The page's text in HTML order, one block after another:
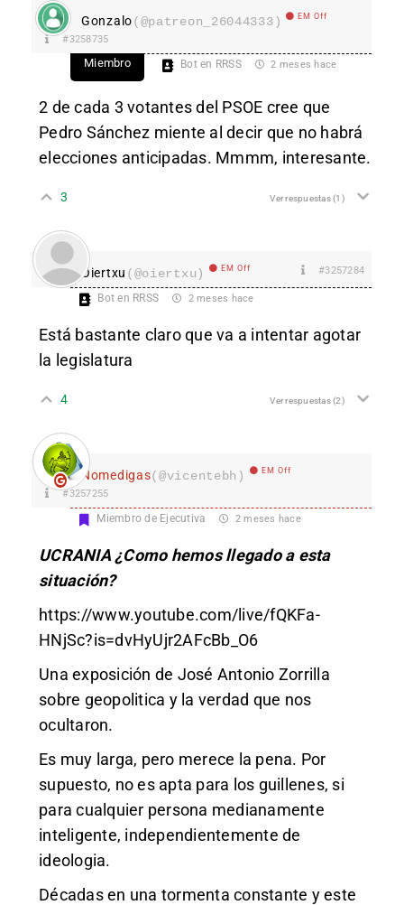
Gonzalo(@patreon_26044333) EM Off
#3258735
Miembro Bot en RRSS 2 meses hace
2 de cada 3 votantes del PSOE cree que
Pedro Sánchez miente al decir que no habrá
elecciones anticipadas. Mmmm, interesante.
3 Ver respuestas(1)
Oiertxu (@oiertxu) EM Off #3257284
Bot en RRSS 2 meses hace
Está bastante claro que va a intentar agotar
la legislatura
4 Ver respuestas(2)
Nomedigas(@vicentebh) EM Off
#3257255
Miembro de Ejecutiva 2 meses hace
UCRANIA ¿Como hemos llegado a esta
situación?
https://www.youtube.com/live/fQKFa-
HNjSc?is=dvHyUjr2AFcBb_O6
Una exposición de José Antonio Zorrilla
sobre geopolitica y la verdad que nos
ocultaron.
Es muy larga, pero merece la pena. Por
supuesto, no es apta para los guillenes, si
para cualquier persona medianamente
inteligente, independientemente de
ideologia.
Décadas en una tormenta constante y este